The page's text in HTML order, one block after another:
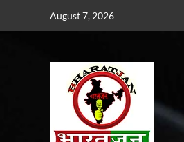
August 7, 2026